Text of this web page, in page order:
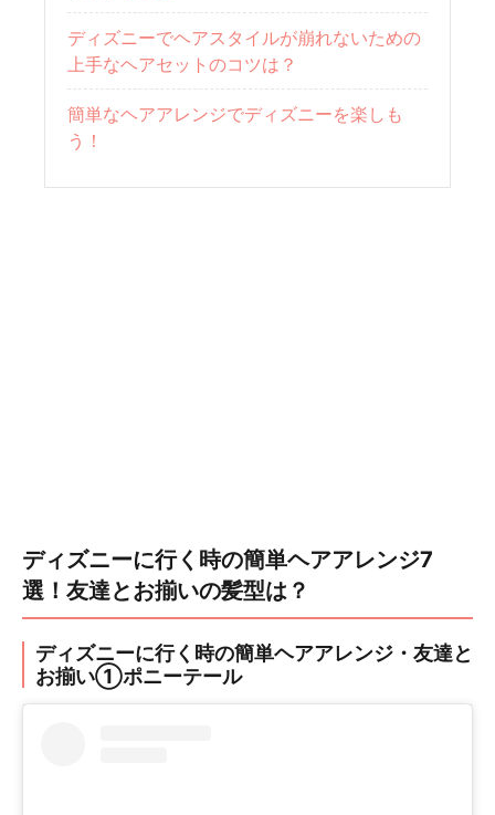
ディズニーでヘアスタイルが崩れないための
上手なヘアセットのコツは？
簡単なヘアアレンジでディズニーを楽しも
う！
ディズニーに行く時の簡単ヘアアレンジ7
選！友達とお揃いの髪型は？
ディズニーに行く時の簡単ヘアアレンジ・友達と
お揃い①ポニーテール